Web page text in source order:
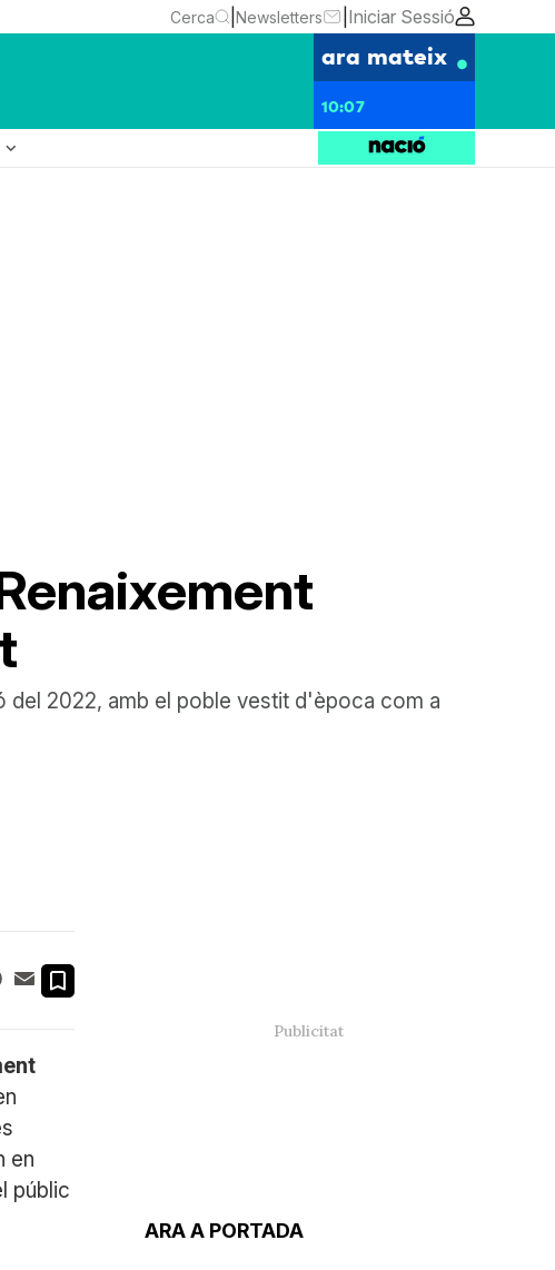
Cerca Newsletters Iniciar Sessió
ara mateix
10:07
expand_more
del 2022, amb el poble vestit d'època com a
ARA A PORTADA
Facebook
Email
en
públic